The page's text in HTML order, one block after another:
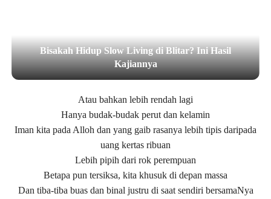
Bisakah Hidup Slow Living di Blitar? Ini Hasil
Kajiannya
Atau bahkan lebih rendah lagi
Hanya budak-budak perut dan kelamin
Iman kita pada Alloh dan yang gaib rasanya lebih tipis daripada
uang kertas ribuan
Lebih pipih dari rok perempuan
Betapa pun tersiksa, kita khusuk di depan massa
Dan tiba-tiba buas dan binal justru di saat sendiri bersamaNya